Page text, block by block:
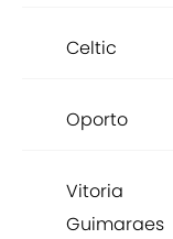
Celtic
Oporto
Vitoria
Guimaraes